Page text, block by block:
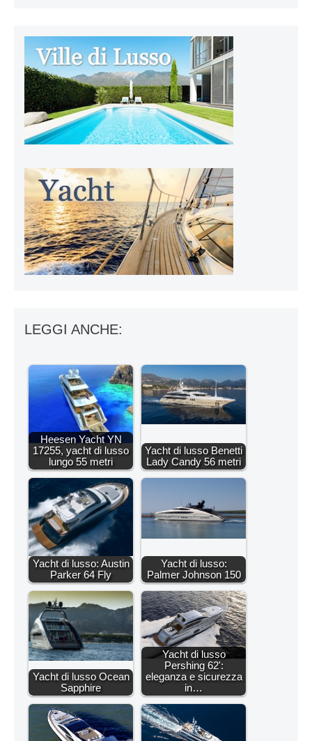
LEGGI ANCHE:
Heesen Yacht YN
17255, yacht di lusso
lungo 55 metri
Yacht di lusso Benetti
Lady Candy 56 metri
Yacht di lusso: Austin
Parker 64 Fly
Yacht di lusso:
Palmer Johnson 150
Yacht di lusso Ocean
Sapphire
Yacht di lusso
Pershing 62':
eleganza e sicurezza
in…